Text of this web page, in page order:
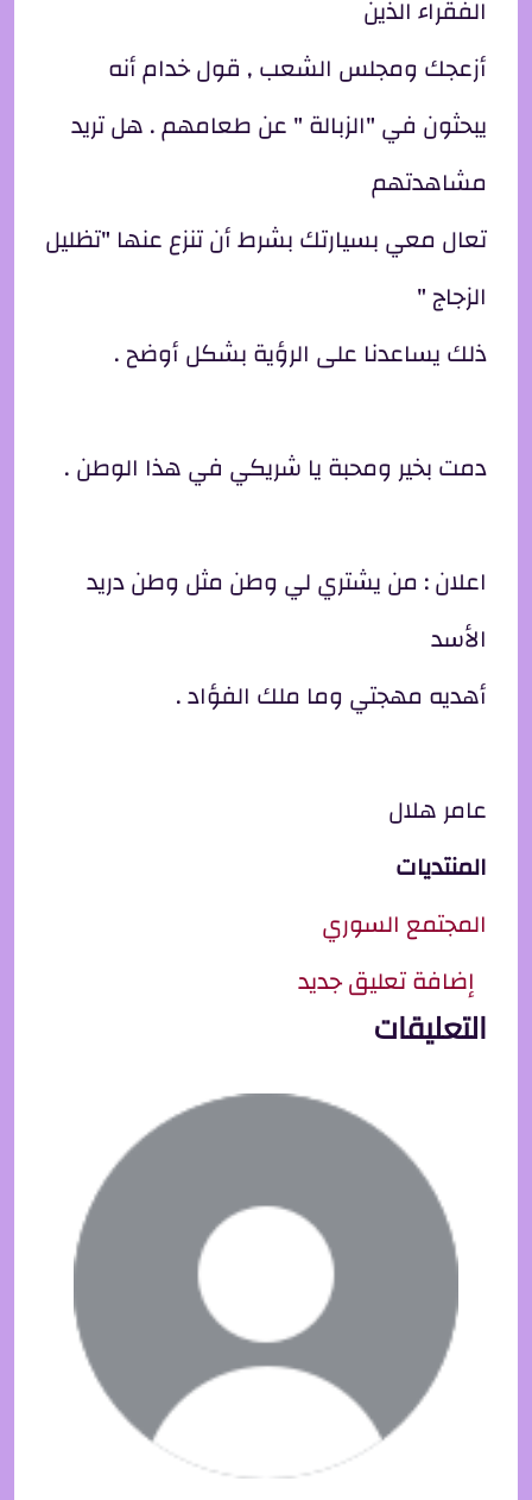
الفقراء الذين
أزعجك ومجلس الشعب , قول خدام أنه
يبحثون في "الزبالة " عن طعامهم . هل تريد
مشاهدتهم
تعال معي بسيارتك بشرط أن تنزع عنها "تظليل
الزجاج "
ذلك يساعدنا على الرؤية بشكل أوضح .
دمت بخير ومحبة يا شريكي في هذا الوطن .
اعلان : من يشتري لي وطن مثل وطن دريد
الأسد
أهديه مهجتي وما ملك الفؤاد .
عامر هلال
المنتديات
المجتمع السوري
إضافة تعليق جديد
التعليقات